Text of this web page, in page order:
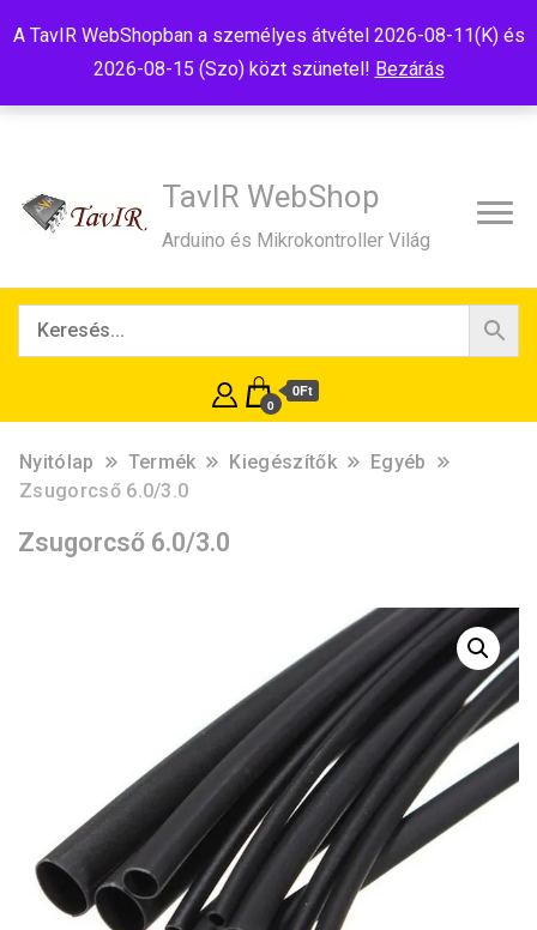
A TavIR WebShopban a személyes átvétel 2026-08-11(K) és
2026-08-15 (Szo) közt szünetel! Bezárás
TavIR WebShop
Arduino és Mikrokontroller Világ
0
0Ft
Nyitólap Termék Kiegészítők
Egyéb
Zsugorcső 6.0/3.0
Zsugorcső 6.0/3.0